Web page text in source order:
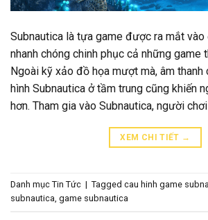
Subnautica là tựa game được ra mắt
nhanh chóng chinh phục cả những game
Ngoài kỹ xảo đồ họa mượt mà, âm thanh
hình Subnautica ở tầm trung cũng khiến
hơn. Tham gia vào Subnautica, người
XEM CHI TIẾT →
Danh mục Tin Tức | Tagged cau hinh game
subnautica, game subnautica